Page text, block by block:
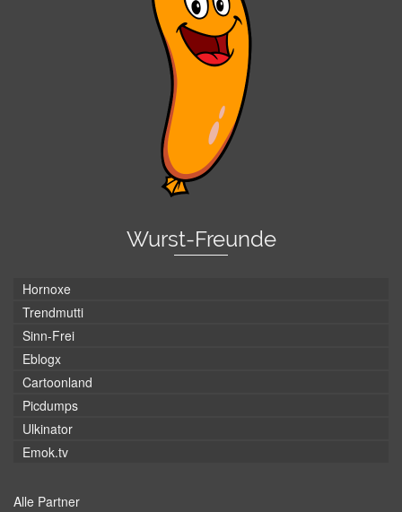
Wurst-Freunde
Hornoxe
Trendmutti
Sinn-Frei
Eblogx
Cartoonland
Picdumps
Ulkinator
Emok.tv
Alle Partner